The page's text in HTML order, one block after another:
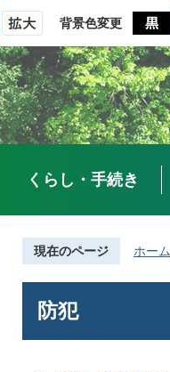
背景色変更
くらし・手続き
現在のページ ホーム
防犯